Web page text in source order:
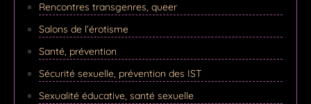
Rencontres transgenres, queer
Salons de l’érotisme
Santé, prévention
Sécurité sexuelle, prévention des IST
Sexualité éducative, santé sexuelle